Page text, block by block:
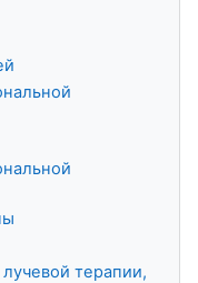
терапии,